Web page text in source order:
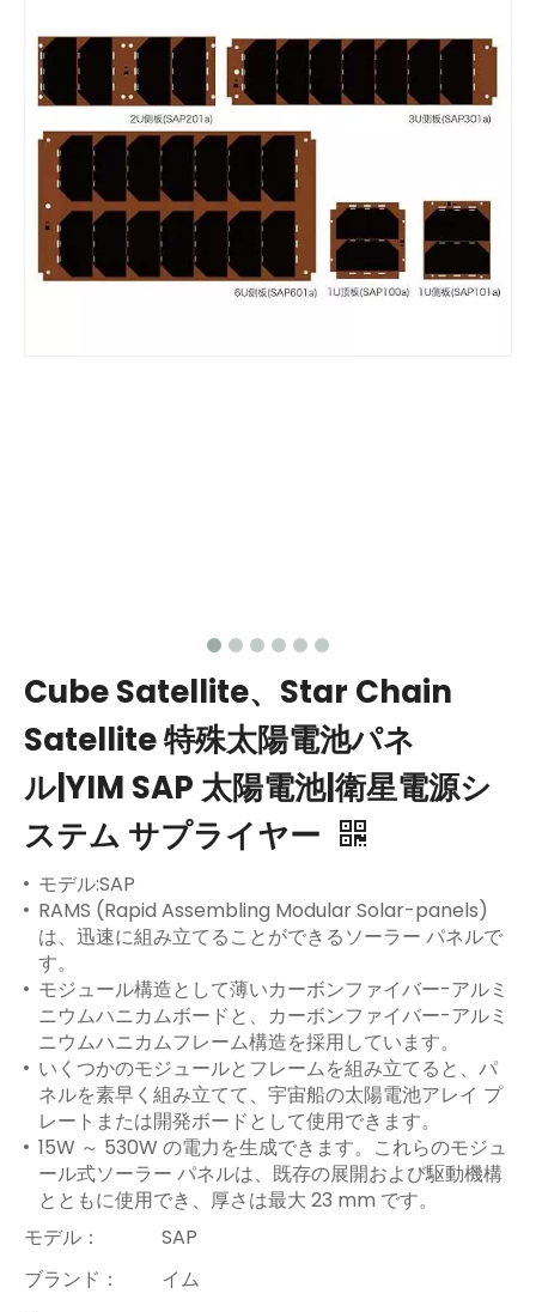
Cube Satellite、Star Chain
Satellite 特殊太陽電池パネ
ル|YIM SAP 太陽電池|衛星電源シ
ステム サプライヤー
モデル:SAP
RAMS (Rapid Assembling Modular Solar-panels)
は、迅速に組み立てることができるソーラー パネルで
す。
モジュール構造として薄いカーボンファイバー-アルミ
ニウムハニカムボードと、カーボンファイバー-アルミ
ニウムハニカムフレーム構造を採用しています。
いくつかのモジュールとフレームを組み立てると、パ
ネルを素早く組み立てて、宇宙船の太陽電池アレイ プ
レートまたは開発ボードとして使用できます。
15W ～ 530W の電力を生成できます。これらのモジュ
ール式ソーラー パネルは、既存の展開および駆動機構
とともに使用でき、厚さは最大 23 mm です。
モデル：
SAP
ブランド：
イム